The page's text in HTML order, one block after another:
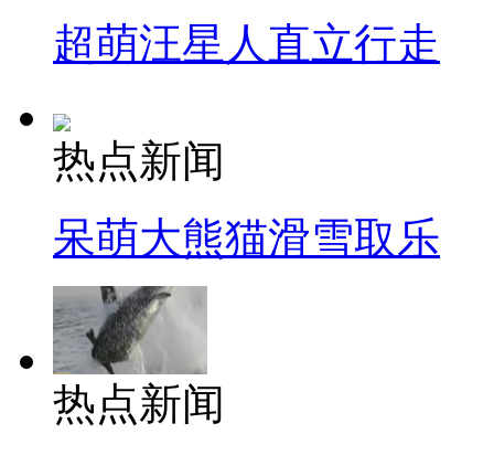
超萌汪星人直立行走
热点新闻
呆萌大熊猫滑雪取乐
热点新闻